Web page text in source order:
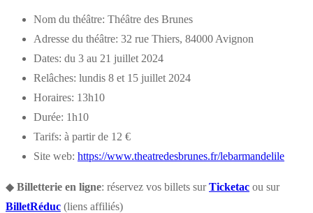
Nom du théâtre: Théâtre des Brunes
Adresse du théâtre: 32 rue Thiers, 84000 Avignon
Dates: du 3 au 21 juillet 2024
Relâches: lundis 8 et 15 juillet 2024
Horaires: 13h10
Durée: 1h10
Tarifs: à partir de 12 €
Site web: https://www.theatredesbrunes.fr/lebarmandelile
◆ Billetterie en ligne: réservez vos billets surTicketac ou sur
BilletRéduc (liens affiliés)